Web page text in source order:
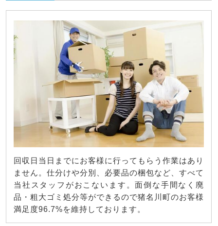
回収日当日までにお客様に行ってもらう作業はあり
ません。仕分けや分別、必要品の梱包など、すべて
当社スタッフがおこないます。面倒な手間なく廃
品・粗大ゴミ処分等ができるので猪名川町のお客様
満足度96.7%を維持しております。